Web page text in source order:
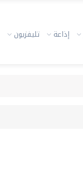
إذاعة تليفزيون